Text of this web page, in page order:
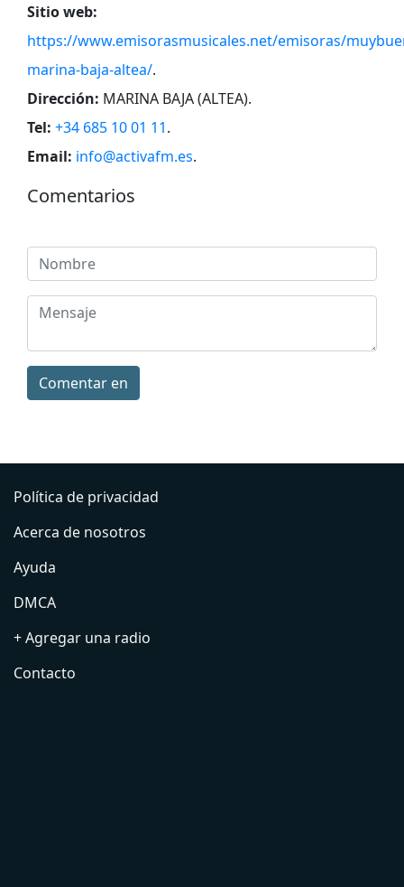
Sitio web:
https://www.emisorasmusicales.net/emisoras/
marina-baja-altea/.
Dirección: MARINA BAJA (ALTEA).
Tel: +34 685 10 01 11.
Email: info@activafm.es.
Comentarios
Comentar en
Política de privacidad
Acerca de nosotros
Ayuda
DMCA
+ Agregar una radio
Contacto